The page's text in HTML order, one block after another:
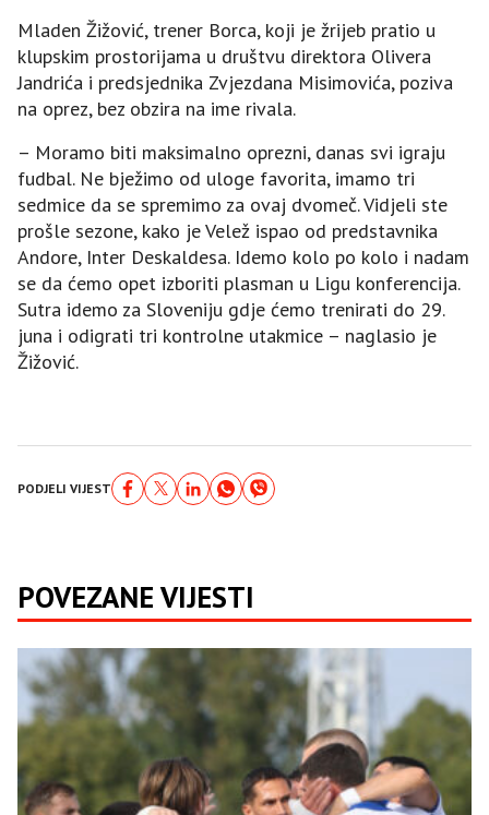
Mladen Žižović, trener Borca, koji je žrijeb pratio u
klupskim prostorijama u društvu direktora Olivera
Јandrića i predsjednika Zvjezdana Misimovića, poziva
na oprez, bez obzira na ime rivala.
– Moramo biti maksimalno oprezni, danas svi igraju
fudbal. Ne bježimo od uloge favorita, imamo tri
sedmice da se spremimo za ovaj dvomeč. Vidjeli ste
prošle sezone, kako je Velež ispao od predstavnika
Andore, Inter Deskaldesa. Idemo kolo po kolo i nadam
se da ćemo opet izboriti plasman u Ligu konferencija.
Sutra idemo za Sloveniju gdje ćemo trenirati do 29.
juna i odigrati tri kontrolne utakmice – naglasio je
Žižović.
PODJELI VIJEST
POVEZANE VIJESTI